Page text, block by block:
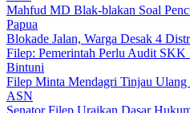
Mahfud MD Blak-blakan Soal
Papua
Blokade Jalan, Warga Desak 4
Filep: Pemerintah Perlu Audit SKK
Bintuni
Filep Minta Mendagri Tinjau Ulang
ASN
Senator Filep Uraikan Dasar